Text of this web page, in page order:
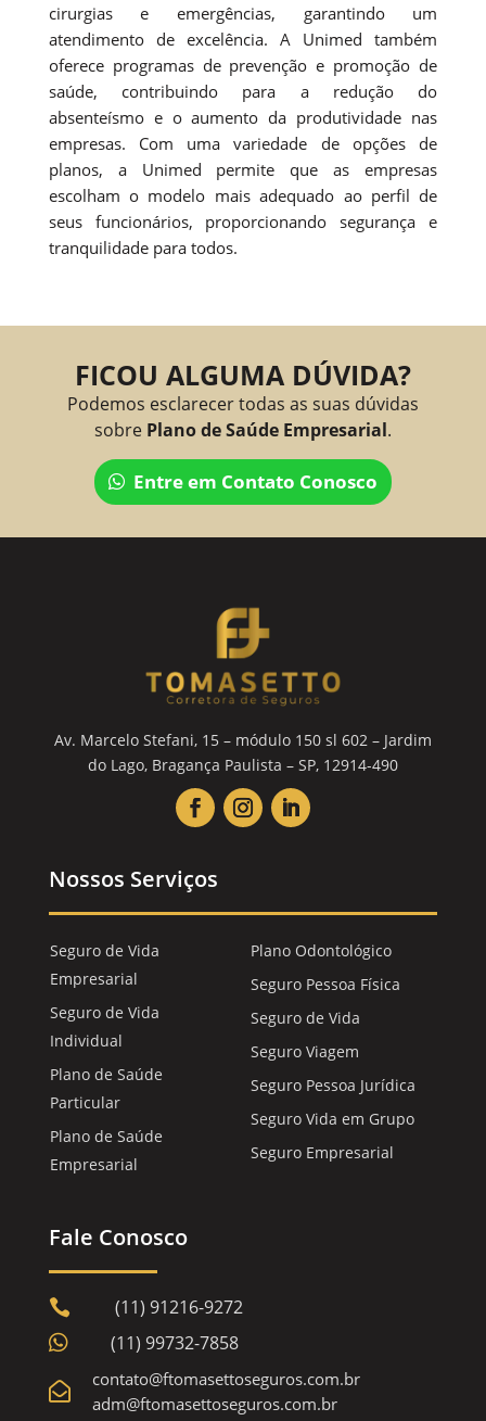
cirurgias e emergências, garantindo um
atendimento de excelência. A Unimed também
oferece programas de prevenção e promoção de
saúde, contribuindo para a redução do
absenteísmo e o aumento da produtividade nas
empresas. Com uma variedade de opções de
planos, a Unimed permite que as empresas
escolham o modelo mais adequado ao perfil de
seus funcionários, proporcionando segurança e
tranquilidade para todos.
FICOU ALGUMA DÚVIDA?
Podemos esclarecer todas as suas dúvidas
sobre Plano de Saúde Empresarial.
Entre em Contato Conosco
Av. Marcelo Stefani, 15 – módulo 150 sl 602 – Jardim
do Lago, Bragança Paulista – SP, 12914-490
Nossos Serviços
Seguro de Vida
Empresarial
Seguro de Vida
Individual
Plano de Saúde
Particular
Plano de Saúde
Empresarial
Plano Odontológico
Seguro Pessoa Física
Seguro de Vida
Seguro Viagem
Seguro Pessoa Jurídica
Seguro Vida em Grupo
Seguro Empresarial
Fale Conosco
 (11) 91216-9272
 (11) 99732-7858

contato@ftomasettoseguros.com.br
adm@ftomasettoseguros.com.br